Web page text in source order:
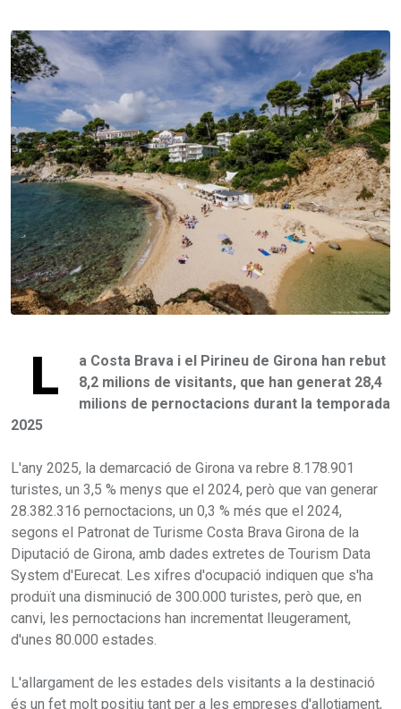
L
a Costa Brava i el Pirineu de Girona han rebut
8,2 milions de visitants, que han generat 28,4
milions de pernoctacions durant la temporada
2025
L'any 2025, la demarcació de Girona va rebre 8.178.901
turistes, un 3,5 % menys que el 2024, però que van generar
28.382.316 pernoctacions, un 0,3 % més que el 2024,
segons el Patronat de Turisme Costa Brava Girona de la
Diputació de Girona, amb dades extretes de Tourism Data
System d'Eurecat. Les xifres d'ocupació indiquen que s'ha
produït una disminució de 300.000 turistes, però que, en
canvi, les pernoctacions han incrementat lleugerament,
d'unes 80.000 estades.
L'allargament de les estades dels visitants a la destinació
és un fet molt positiu tant per a les empreses d'allotjament,